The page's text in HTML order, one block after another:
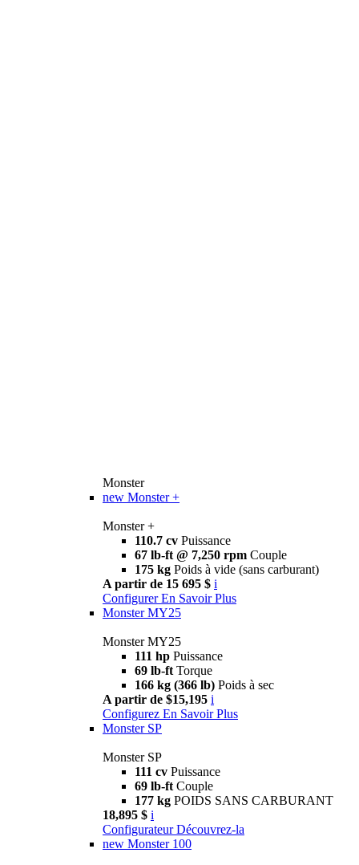
Monster
new Monster +
Monster +
110.7 cv Puissance
67 lb-ft @ 7,250 rpm Couple
175 kg Poids à vide (sans carburant)
A partir de 15 695 $ i
Configurer En Savoir Plus
Monster MY25
Monster MY25
111 hp Puissance
69 lb-ft Torque
166 kg (366 lb) Poids à sec
A partir de $15,195 i
Configurez En Savoir Plus
Monster SP
Monster SP
111 cv Puissance
69 lb-ft Couple
177 kg POIDS SANS CARBURANT
18,895 $ i
Configurateur Découvrez-la
new Monster 100